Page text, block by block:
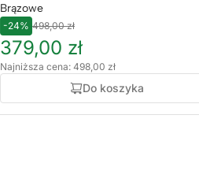
Brązowe
-24% 498,00 zł
379,00 zł
Najniższa cena: 498,00 zł
Do koszyka